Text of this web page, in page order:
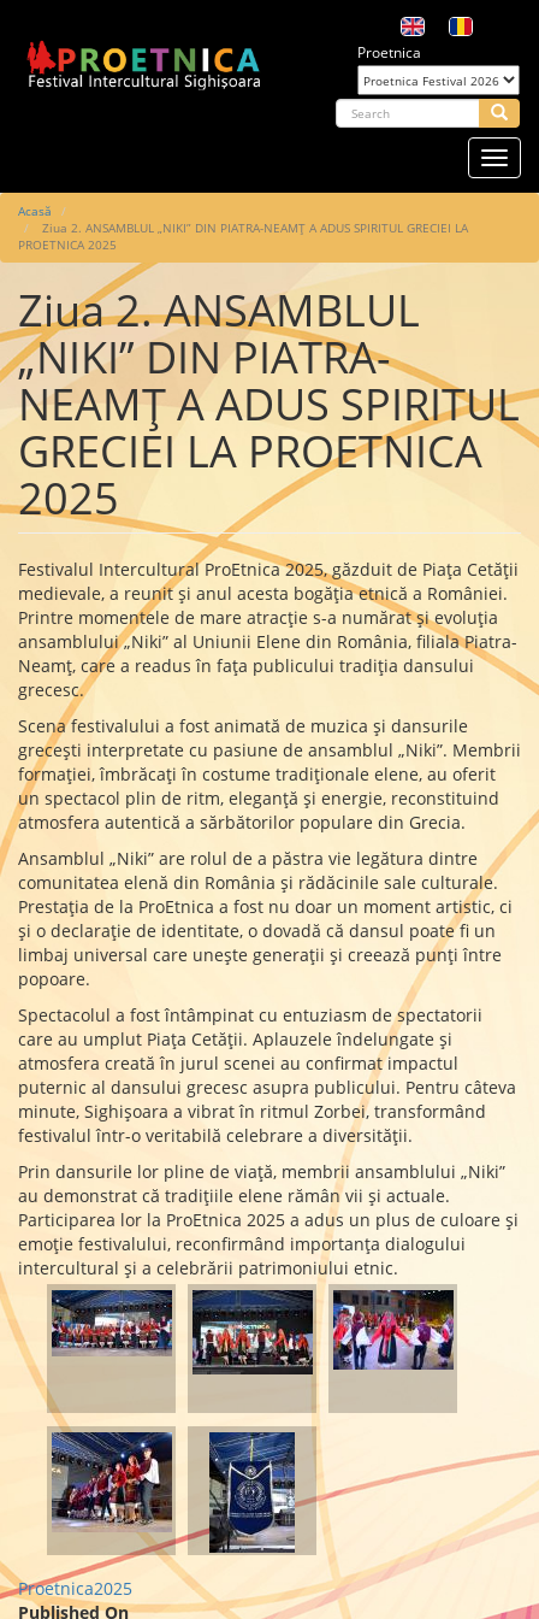
conţinutul
principal
Proetnica
Main
navigation
Acasă
Ziua 2. ANSAMBLUL „NIKI” DIN PIATRA-NEAMȚ A ADUS SPIRITUL GRECIEI LA
PROETNICA 2025
Ziua 2. ANSAMBLUL
„NIKI” DIN PIATRA-
NEAMȚ A ADUS SPIRITUL
GRECIEI LA PROETNICA
2025
Festivalul Intercultural ProEtnica 2025, găzduit de Piața Cetății
medievale, a reunit și anul acesta bogăția etnică a României.
Printre momentele de mare atracție s-a numărat și evoluția
ansamblului „Niki” al Uniunii Elene din România, filiala Piatra-
Neamț, care a readus în fața publicului tradiția dansului
grecesc.
Scena festivalului a fost animată de muzica și dansurile
grecești interpretate cu pasiune de ansamblul „Niki”. Membrii
formației, îmbrăcați în costume tradiționale elene, au oferit
un spectacol plin de ritm, eleganță și energie, reconstituind
atmosfera autentică a sărbătorilor populare din Grecia.
Ansamblul „Niki” are rolul de a păstra vie legătura dintre
comunitatea elenă din România și rădăcinile sale culturale.
Prestația de la ProEtnica a fost nu doar un moment artistic, ci
și o declarație de identitate, o dovadă că dansul poate fi un
limbaj universal care unește generații și creează punți între
popoare.
Spectacolul a fost întâmpinat cu entuziasm de spectatorii
care au umplut Piața Cetății. Aplauzele îndelungate și
atmosfera creată în jurul scenei au confirmat impactul
puternic al dansului grecesc asupra publicului. Pentru câteva
minute, Sighișoara a vibrat în ritmul Zorbei, transformând
festivalul într-o veritabilă celebrare a diversității.
Prin dansurile lor pline de viață, membrii ansamblului „Niki”
au demonstrat că tradițiile elene rămân vii și actuale.
Participarea lor la ProEtnica 2025 a adus un plus de culoare și
emoție festivalului, reconfirmând importanța dialogului
intercultural și a celebrării patrimoniului etnic.
Proetnica2025
Published On